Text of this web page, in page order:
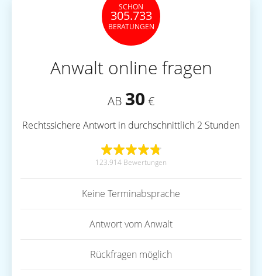
SCHON
305.733
BERATUNGEN
Anwalt online fragen
AB 30 €
Rechtssichere Antwort in durchschnittlich 2 Stunden
123.914 Bewertungen
Keine Terminabsprache
Antwort vom Anwalt
Rückfragen möglich